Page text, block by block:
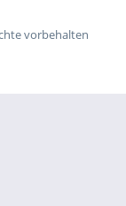
vorbehalten